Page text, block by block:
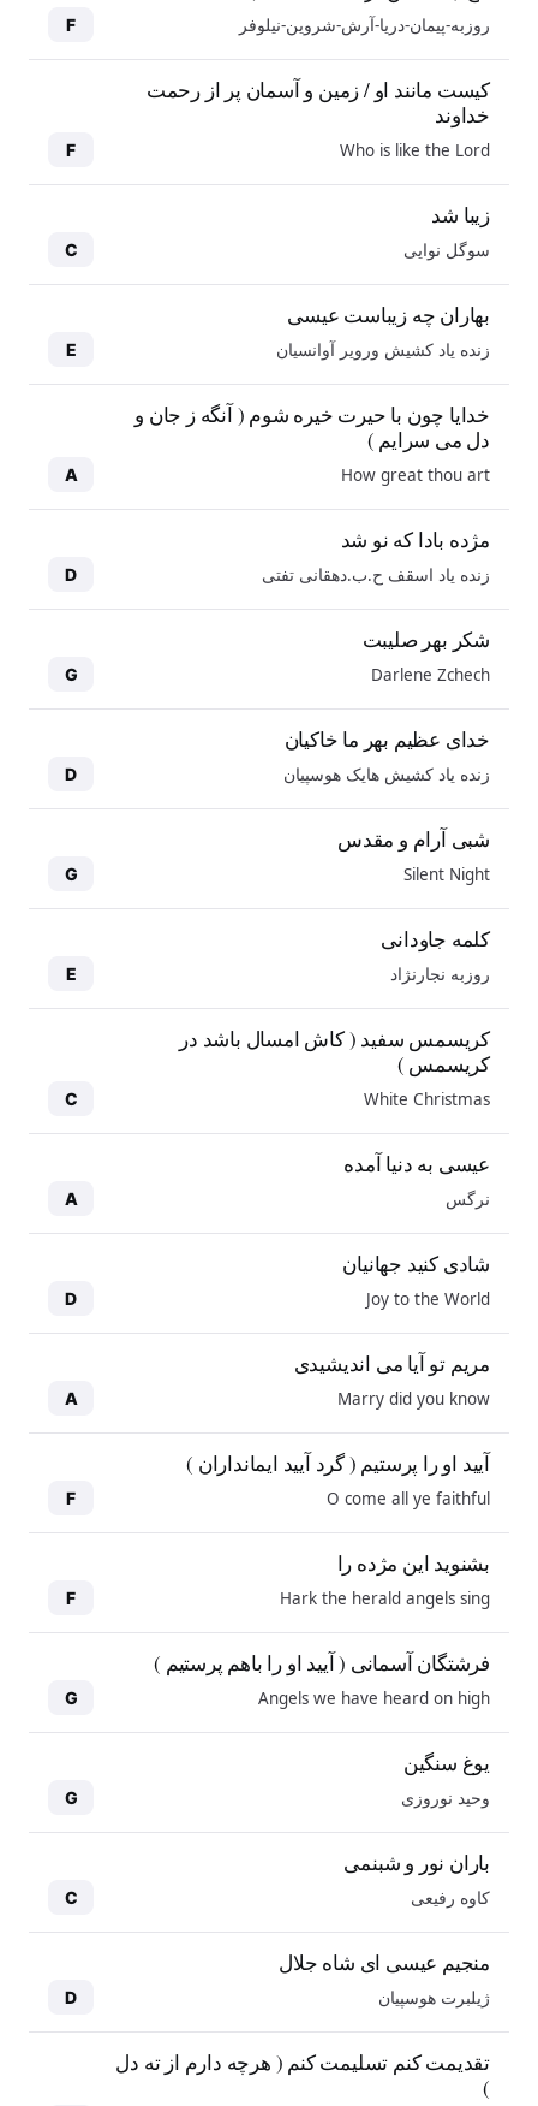
روزبه-پیمان-دریا-آرش-شروین-نیلوفر F
کیست مانند او / زمین و آسمان پر از رحمت
خداوند
Who is like the Lord
F
زیبا شد
سوگل نوایی C
بهاران چه زیباست عیسی
زنده یاد کشیش ورویر آوانسیان E
خدایا چون با حیرت خیره شوم ( آنگه ز جان و
دل می سرایم )
How great thou art
A
مژده بادا که نو شد
زنده یاد اسقف ح.ب.دهقانی تفتی D
شکر بهر صلیبت
Darlene Zchech
G
خدای عظیم بهر ما خاکیان
زنده یاد کشیش هایک هوسپیان D
شبی آرام و مقدس
Silent Night
G
کلمه جاودانی
روزبه نجارنژاد E
کریسمس سفید ( کاش امسال باشد در
کریسمس )
White Christmas
C
عیسی به دنیا آمده
نرگس A
شادی کنید جهانیان
Joy to the World
D
مریم تو آیا می اندیشیدی
Marry did you know
A
آیید او را پرستیم ( گرد آیید ایمانداران )
O come all ye faithful
F
بشنوید این مژده را
Hark the herald angels sing
F
فرشتگان آسمانی ( آیید او را باهم پرستیم )
Angels we have heard on high
G
یوغ سنگین
وحید نوروزی G
باران نور و شبنمی
کاوه رفیعی C
منجیم عیسی ای شاه جلال
ژیلبرت هوسپیان D
تقدیمت کنم تسلیمت کنم ( هرچه دارم از ته دل
)